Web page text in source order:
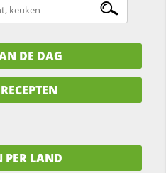
DE DAG
PER LAND